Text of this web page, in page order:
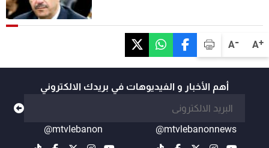
A+
A-
أهم الأخبار و الفيديوهات في بريدك الالكتروني
@mtvlebanonnews
@mtvlebanon